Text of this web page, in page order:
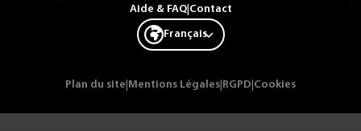
Aide & FAQ| Contact
Français
Plan du site Mentions Légales RGPD Cookies